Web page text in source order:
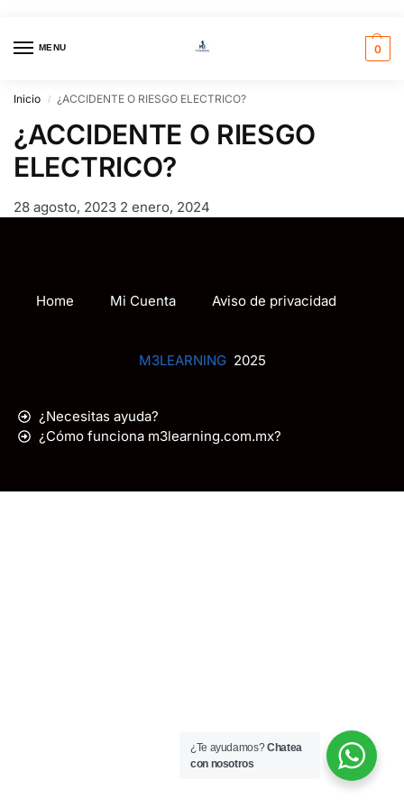
MENU 0
Inicio / ¿ACCIDENTE O RIESGO ELECTRICO?
¿ACCIDENTE O RIESGO
ELECTRICO?
28 agosto, 2023 2 enero, 2024
Home Mi Cuenta Aviso de privacidad
M3LEARNING2025
¿Necesitas ayuda?
¿Cómo funciona m3learning.com.mx?
¿Te ayudamos?Chatea
con nosotros